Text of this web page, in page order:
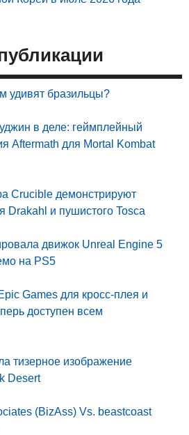
удивят бразильцы?
в деле: геймплейный
Aftermath для Mortal Kombat
Crucible демонстрируют
Drakahl и пушистого Tosca
движок Unreal Engine 5
на PS5
Games для кросс-плея и
доступен всем
тизерное изображение
Desert
(BizAss) Vs. beastcoast